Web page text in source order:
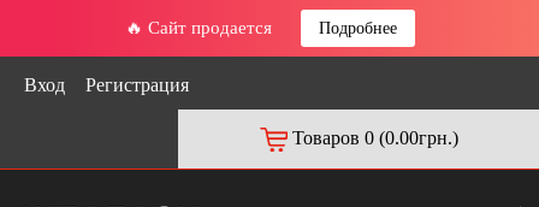
🔥 Сайт продается Подробнее
Вход Регистрация
Товаров 0 (0.00грн.)